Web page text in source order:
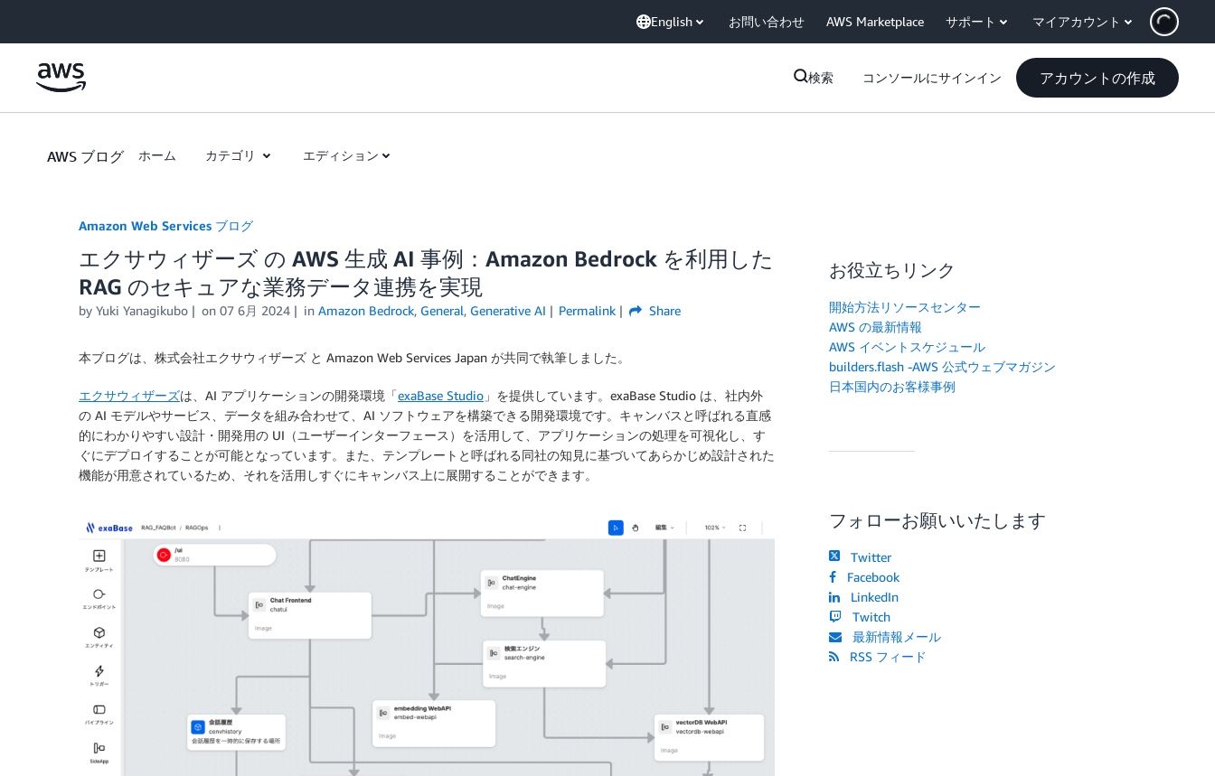
English お問い合わせ AWS Marketplace サポート マイアカウント
検索 コンソールにサインイン アカウントの作成
AWS ブログ ホーム カテゴリ エディション
Amazon Web Services ブログ
エクサウィザーズ の AWS 生成 AI 事例：Amazon Bedrock を利用した
RAG のセキュアな業務データ連携を実現
by Yuki Yanagikubo on 07 6月 2024 in Amazon Bedrock, General, Generative AI Permalink Share
本ブログは、株式会社エクサウィザーズ と Amazon Web Services Japan が共同で執筆しました。
エクサウィザーズは、AI アプリケーションの開発環境「exaBase Studio 」を提供しています。exaBase Studio は、社内外
の AI モデルやサービス、データを組み合わせて、AI ソフトウェアを構築できる開発環境です。キャンバスと呼ばれる直感
的にわかりやすい設計・開発用の UI（ユーザーインターフェース）を活用して、アプリケーションの処理を可視化し、す
ぐにデプロイすることが可能となっています。また、テンプレートと呼ばれる同社の知見に基づいてあらかじめ設計された
機能が用意されているため、それを活用しすぐにキャンバス上に展開することができます。
お役立ちリンク
開始方法リソースセンター
AWS の最新情報
AWS イベントスケジュール
builders.flash -AWS 公式ウェブマガジン
日本国内のお客様事例
フォローお願いいたします
Twitter
Facebook
LinkedIn
Twitch
最新情報メール
RSS フィード